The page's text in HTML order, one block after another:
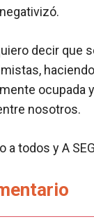
decir que
ocupada
nosotros.
todos y A